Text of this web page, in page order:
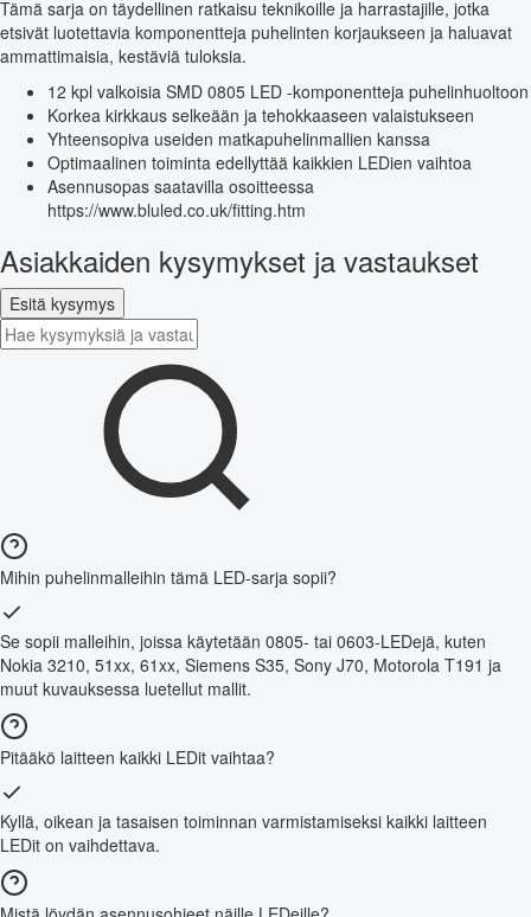
Tämä sarja on täydellinen ratkaisu teknikoille ja harrastajille, jotka
etsivät luotettavia komponentteja puhelinten korjaukseen ja haluavat
ammattimaisia, kestäviä tuloksia.
12 kpl valkoisia SMD 0805 LED -komponentteja puhelinhuoltoon
Korkea kirkkaus selkeään ja tehokkaaseen valaistukseen
Yhteensopiva useiden matkapuhelinmallien kanssa
Optimaalinen toiminta edellyttää kaikkien LEDien vaihtoa
Asennusopas saatavilla osoitteessa
https://www.bluled.co.uk/fitting.htm
Asiakkaiden kysymykset ja vastaukset
Esitä kysymys
Mihin puhelinmalleihin tämä LED-sarja sopii?
Se sopii malleihin, joissa käytetään 0805- tai 0603-LEDejä, kuten
Nokia 3210, 51xx, 61xx, Siemens S35, Sony J70, Motorola T191 ja
muut kuvauksessa luetellut mallit.
Pitääkö laitteen kaikki LEDit vaihtaa?
Kyllä, oikean ja tasaisen toiminnan varmistamiseksi kaikki laitteen
LEDit on vaihdettava.